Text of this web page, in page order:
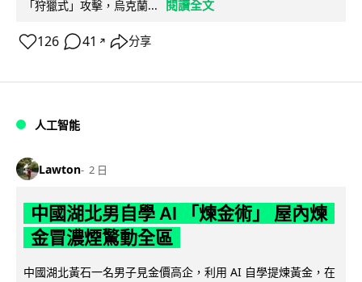
「狩獵式」攻擊，烏克蘭...
閱讀全文
126 41 ↗ 分享
人工智能
Lawton 2 日
中國湖北男自學 AI 「煉金術」 屋內煉
金冒濃煙驚動全區
中國湖北黃石一名男子見金價高企，利用 AI 自學提煉黃金，在